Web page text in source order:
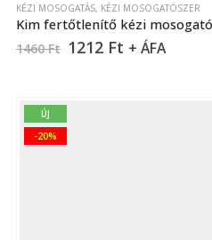
KÉZI MOSOGATÁS,MOSÓ- ÉS ÖBLÍTŐSZEREK
KÉZI MOSOGATÁS, KÉZI MOSOGATÓSZER
1460Ft 1212 Ft + ÁFA
ÚJ
-20%